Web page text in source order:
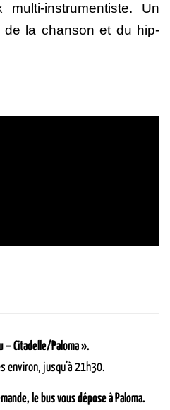
instrumentiste. Un
de la chanson et du hip-
– Citadelle/Paloma ».
environ, jusqu’à 21h30.
le bus vous dépose à Paloma.